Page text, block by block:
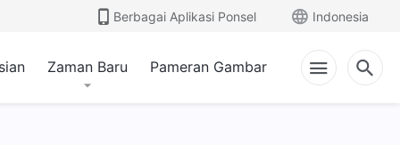
Berbagai Aplikasi Ponsel Indonesia
Zaman Baru Pameran Gambar
26:16
Saat Aku Mengalami Kesulitan